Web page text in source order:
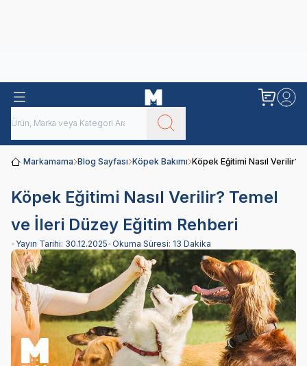
Markamama Blog Sayfası Köpek Bakımı Köpek Eğitimi Nasıl Verilir?
Köpek Eğitimi Nasıl Verilir? Temel
ve İleri Düzey Eğitim Rehberi
• Yayın Tarihi: 30.12.2025•Okuma Süresi: 13 Dakika